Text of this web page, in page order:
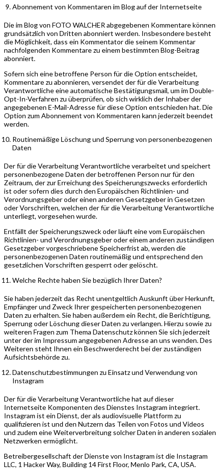
Abonnement von Kommentaren im Blog auf der Internetseite
Die im Blog von FOTO WALCHER abgegebenen Kommentare können
grundsätzlich von Dritten abonniert werden. Insbesondere besteht
die Möglichkeit, dass ein Kommentator die seinem Kommentar
nachfolgenden Kommentare zu einem bestimmten Blog-Beitrag
abonniert.
Sofern sich eine betroffene Person für die Option entscheidet,
Kommentare zu abonnieren, versendet der für die Verarbeitung
Verantwortliche eine automatische Bestätigungsmail, um im Double-
Opt-In-Verfahren zu überprüfen, ob sich wirklich der Inhaber der
angegebenen E-Mail-Adresse für diese Option entschieden hat. Die
Option zum Abonnement von Kommentaren kann jederzeit beendet
werden.
Routinemäßige Löschung und Sperrung von personenbezogenen
Daten
Der für die Verarbeitung Verantwortliche verarbeitet und speichert
personenbezogene Daten der betroffenen Person nur für den
Zeitraum, der zur Erreichung des Speicherungszwecks erforderlich
ist oder sofern dies durch den Europäischen Richtlinien- und
Verordnungsgeber oder einen anderen Gesetzgeber in Gesetzen
oder Vorschriften, welchen der für die Verarbeitung Verantwortliche
unterliegt, vorgesehen wurde.
Entfällt der Speicherungszweck oder läuft eine vom Europäischen
Richtlinien- und Verordnungsgeber oder einem anderen zuständigen
Gesetzgeber vorgeschriebene Speicherfrist ab, werden die
personenbezogenen Daten routinemäßig und entsprechend den
gesetzlichen Vorschriften gesperrt oder gelöscht.
Welche Rechte haben Sie bezüglich Ihrer Daten?
Sie haben jederzeit das Recht unentgeltlich Auskunft über Herkunft,
Empfänger und Zweck Ihrer gespeicherten personenbezogenen
Daten zu erhalten. Sie haben außerdem ein Recht, die Berichtigung,
Sperrung oder Löschung dieser Daten zu verlangen. Hierzu sowie zu
weiteren Fragen zum Thema Datenschutz können Sie sich jederzeit
unter der im Impressum angegebenen Adresse an uns wenden. Des
Weiteren steht Ihnen ein Beschwerderecht bei der zuständigen
Aufsichtsbehörde zu.
Datenschutzbestimmungen zu Einsatz und Verwendung von
Instagram
Der für die Verarbeitung Verantwortliche hat auf dieser
Internetseite Komponenten des Dienstes Instagram integriert.
Instagram ist ein Dienst, der als audiovisuelle Plattform zu
qualifizieren ist und den Nutzern das Teilen von Fotos und Videos
und zudem eine Weiterverbreitung solcher Daten in anderen sozialen
Netzwerken ermöglicht.
Betreibergesellschaft der Dienste von Instagram ist die Instagram
LLC, 1 Hacker Way, Building 14 First Floor, Menlo Park, CA, USA.